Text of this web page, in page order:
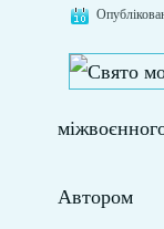
Автором